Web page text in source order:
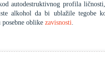
autodestruktivnog profila
alkohol da bi ublažile tegobe
oblike zavisnosti.